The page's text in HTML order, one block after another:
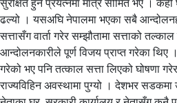
सुरक्षित हुने प्रयत्नमा मात्र सीमित भए ।
ढल्यो । यसअघि नेपालमा भएका सबै
सत्तासँग वार्ता गरेर सम्झौतामा सत्ताको
आन्दोलनकारीले पूर्ण विजय प्राप्त गरेका थिए
गरेको भए पनि तत्काल सत्ता लिएको घोषणा
राज्यविहिन अवस्थामा पुग्यो । देशभर